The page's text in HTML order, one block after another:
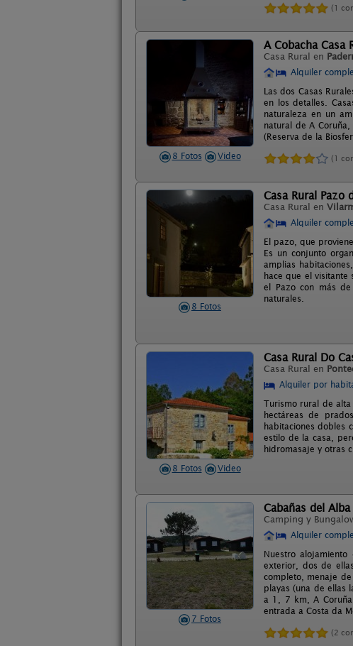
(1
8 Fotos Video
A Cobacha Casa
Casa Rural en
Alquiler
Las dos Casas
en los detalles.
naturaleza en un
natural de A
(Reserva de la
(1
8 Fotos
Casa Rural Pazo
Casa Rural en
Alquiler
El pazo, que
Es un conjunto
amplias
hace que el
el Pazo con más
naturales.
8 Fotos Video
Casa Rural Do
Casa Rural en
Alquiler por
Turismo rural de
hectáreas de
habitaciones dobles
estilo de la casa,
hidromasaje y otras
7 Fotos
Cabañas del Alba
Camping y
Alquiler
Nuestro
exterior, dos de
completo, menaje
playas (una de ellas
a 1, 7 km, A
entrada a Costa da
(2